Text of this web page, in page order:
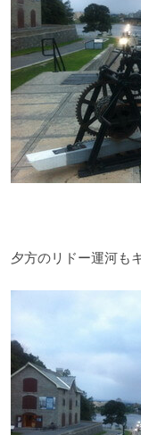
夕方のリドー運河も